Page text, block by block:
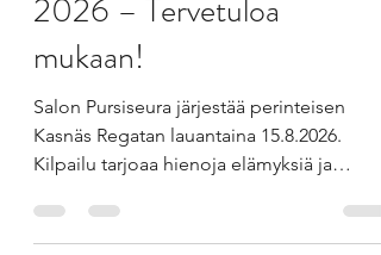
Kasnäs Regatta
purjehditaan 15. elokuuta
2026 – Tervetuloa
mukaan!
Salon Pursiseura järjestää perinteisen
Kasnäs Regatan lauantaina 15.8.2026.